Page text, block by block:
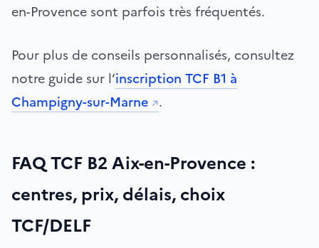
en-Provence sont parfois très fréquentés.
Pour plus de conseils personnalisés, consultez
notre guide sur l’inscription TCF B1 à
Champigny-sur-Marne .
FAQ TCF B2 Aix-en-Provence :
centres, prix, délais, choix
TCF/DELF